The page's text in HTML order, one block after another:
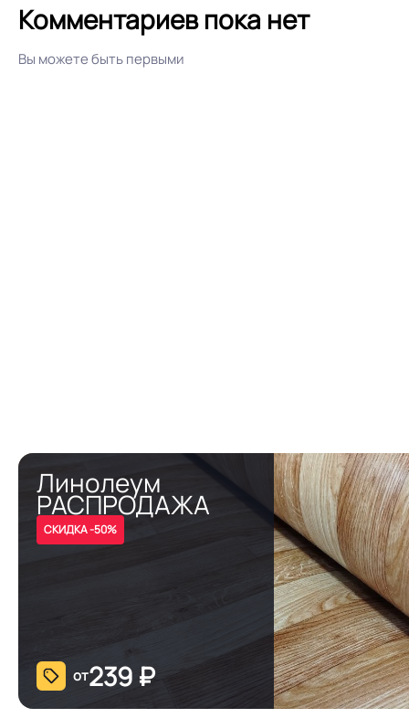
Комментариев пока нет
Вы можете быть первыми
Линолеум
РАСПРОДАЖА
СКИДКА -50%
от239 ₽